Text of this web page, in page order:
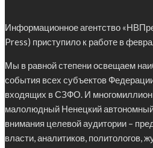
Информационное агентство
Press) приступило к работе в
Мы в равной степени освещаем
события всех субъектов
входящих в СЗФО. И
малолюдный Ненецкий
внимания целевой аудитории –
власти, аналитиков, политологов,